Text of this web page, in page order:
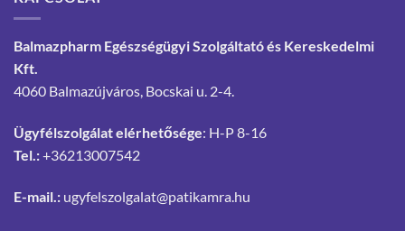
Balmazpharm Egészségügyi Szolgáltató és Kereskedelmi
Kft.
4060 Balmazújváros, Bocskai u. 2-4.
Ügyfélszolgálat elérhetősége: H-P 8-16
Tel.:+36213007542
E-mail.: ugyfelszolgalat@patikamra.hu